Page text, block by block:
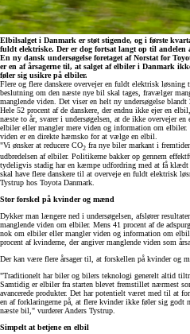
Elbilsalget i Danmark er støt stigende, og i første
fuldt elektriske. Der er dog fortsat langt op til andelen
En ny dansk undersøgelse foretaget af Norstat for
er en af årsagerne til, at salget af elbiler i Danmark
føler sig usikre på elbiler.
Flere og flere danskere overvejer en fuldt elektrisk
beslutning om den næste nye bil skal tages, fravælger
manglende viden. Det viser en helt ny undersøgelse blandt
Hele 52 procent af de danskere, der endnu ikke ejer en
næste to år, svarer i undersøgelsen, at de ikke overvejer
elbiler eller mangler mere viden og information om elbiler.
viden er en direkte hæmsko for at vælge en elbil.
"Vi ønsker at reducere CO2 fra nye biler markant i
udbredelsen af elbiler. Politikerne bakker op gennem
tydeligvis stadig har en kæmpe udfordring med at få
skal have flere danskere til at overveje en fuldt elektrisk
Tystrup hos Toyota Danmark.
Stor forskel på kvinder og mænd
Dykker man længere ned i undersøgelsen, afslører
manglende viden om elbiler. Mens 41 procent af de
nok om elbiler eller mangler viden og information om
procent af kvinderne, der angiver manglende viden som
Der kan være flere årsager til, at forskellen på kvinder og
"Traditionelt har biler og bilers teknologi generelt altid
Samtidig er elbiler fra starten blevet fremstillet nærmest
avancerede produkter. Det har potentielt været med til at
en af forklaringerne på, at flere kvinder ikke føler sig
næste bil," vurderer Anders Tystrup.
Simpelt at betjene en elbil